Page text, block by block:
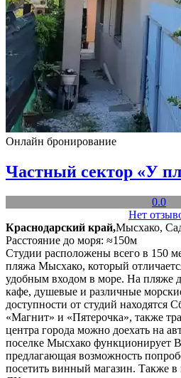
Онлайн бронирование
Частный сектор «У
0.0
Нет
Краснодарский край,Мысхако,
Расстояние до моря: ≈150м
Студии расположены всего в 150
пляжа Мысхако, который
удобным входом в море. На пляже
кафе, душевые и различные
доступности от студий находятся
«Магнит» и «Пятерочка», также
центра города можно доехать на
поселке Мысхако функционирует
предлагающая возможность
посетить винный магазин. Также в